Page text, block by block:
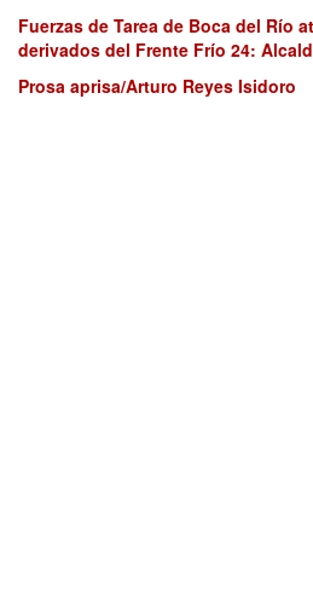
Fuerzas de Tarea de Boca del Río
derivados del Frente Frío 24:
Prosa aprisa/Arturo Reyes Isidoro